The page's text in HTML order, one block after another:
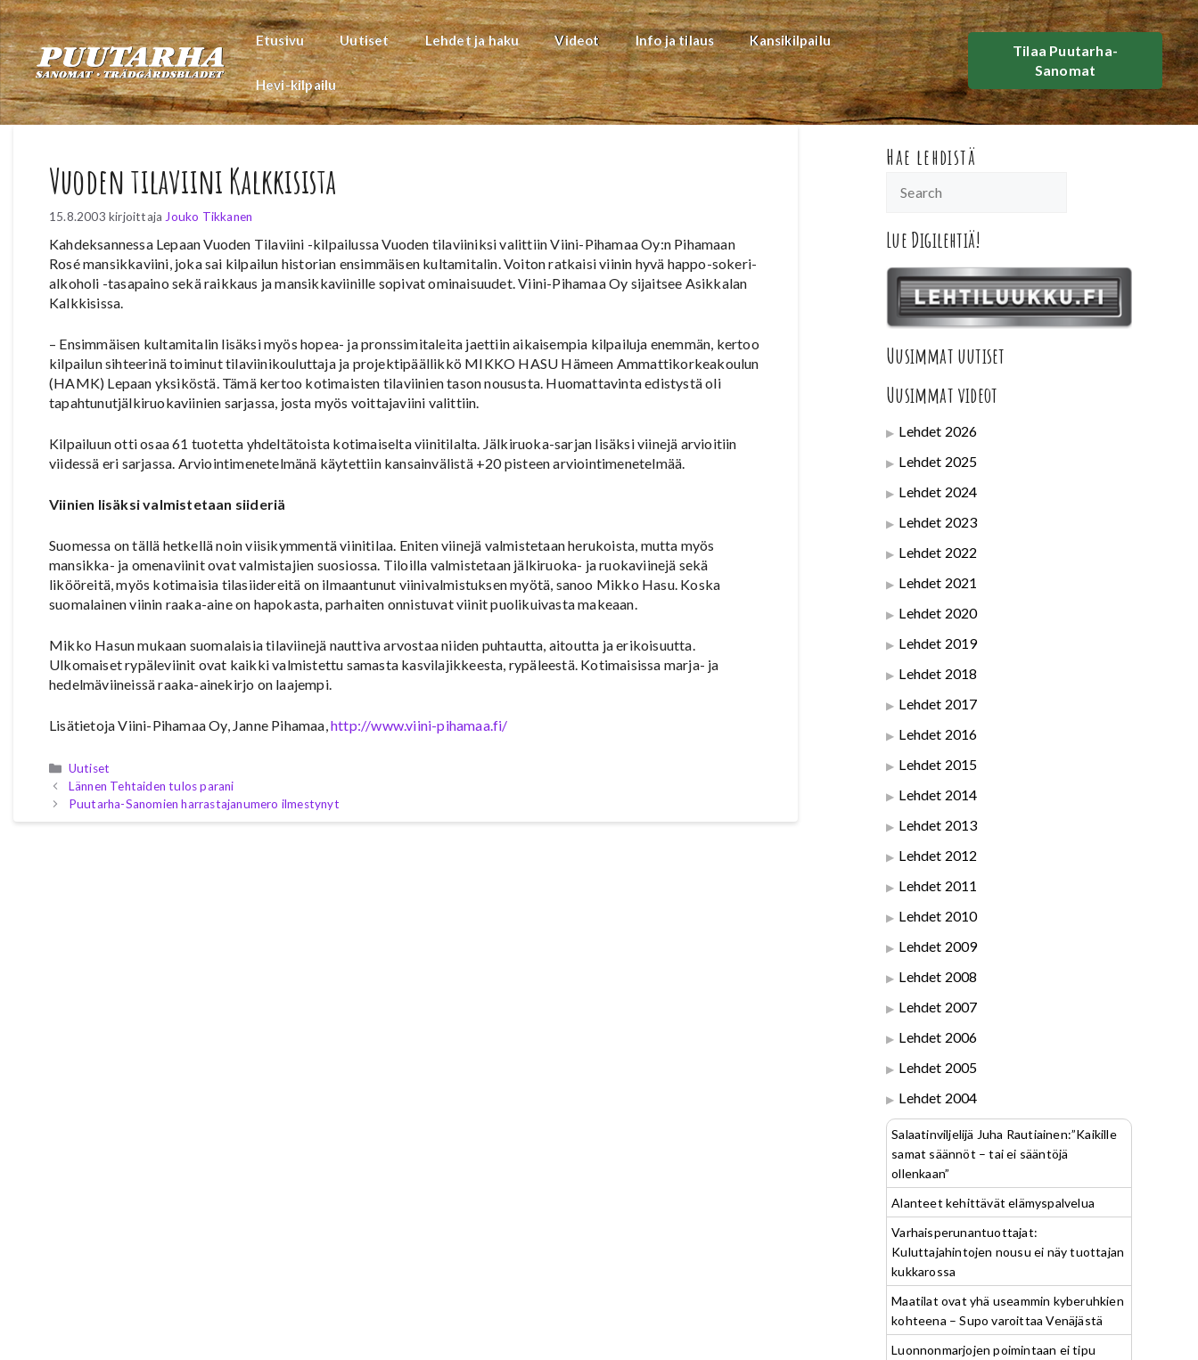
Siirry
sisältöön
Etusivu Uutiset Lehdet ja haku Videot Info ja tilaus Kansikilpailu
Hevi-kilpailu
Tilaa Puutarha-
Sanomat
Vuoden tilaviini Kalkkisista
15.8.2003 kirjoittaja Jouko Tikkanen
Kahdeksannessa Lepaan Vuoden Tilaviini -kilpailussa Vuoden tilaviiniksi valittiin Viini-Pihamaa Oy:n Pihamaan
Rosé mansikkaviini, joka sai kilpailun historian ensimmäisen kultamitalin. Voiton ratkaisi viinin hyvä happo-sokeri-
alkoholi -tasapaino sekä raikkaus ja mansikkaviinille sopivat ominaisuudet. Viini-Pihamaa Oy sijaitsee Asikkalan
Kalkkisissa.
– Ensimmäisen kultamitalin lisäksi myös hopea- ja pronssimitaleita jaettiin aikaisempia kilpailuja enemmän, kertoo
kilpailun sihteerinä toiminut tilaviinikouluttaja ja projektipäällikkö MIKKO HASU Hämeen Ammattikorkeakoulun
(HAMK) Lepaan yksiköstä. Tämä kertoo kotimaisten tilaviinien tason noususta. Huomattavinta edistystä oli
tapahtunutjälkiruokaviinien sarjassa, josta myös voittajaviini valittiin.
Kilpailuun otti osaa 61 tuotetta yhdeltätoista kotimaiselta viinitilalta. Jälkiruoka-sarjan lisäksi viinejä arvioitiin
viidessä eri sarjassa. Arviointimenetelmänä käytettiin kansainvälistä +20 pisteen arviointimenetelmää.
Viinien lisäksi valmistetaan siideriä
Suomessa on tällä hetkellä noin viisikymmentä viinitilaa. Eniten viinejä valmistetaan herukoista, mutta myös
mansikka- ja omenaviinit ovat valmistajien suosiossa. Tiloilla valmistetaan jälkiruoka- ja ruokaviinejä sekä
likööreitä, myös kotimaisia tilasiidereitä on ilmaantunut viinivalmistuksen myötä, sanoo Mikko Hasu. Koska
suomalainen viinin raaka-aine on hapokasta, parhaiten onnistuvat viinit puolikuivasta makeaan.
Mikko Hasun mukaan suomalaisia tilaviinejä nauttiva arvostaa niiden puhtautta, aitoutta ja erikoisuutta.
Ulkomaiset rypäleviinit ovat kaikki valmistettu samasta kasvilajikkeesta, rypäleestä. Kotimaisissa marja- ja
hedelmäviineissä raaka-ainekirjo on laajempi.
Lisätietoja Viini-Pihamaa Oy, Janne Pihamaa,http://www.viini-pihamaa.fi/
Kategoriat
Uutiset
Lännen Tehtaiden tulos parani
Puutarha-Sanomien harrastajanumero ilmestynyt
Hae lehdistä
Lue Digilehtiä!
Uusimmat uutiset
Uusimmat videot
Lehdet 2026
Lehdet 2025
Lehdet 2024
Lehdet 2023
Lehdet 2022
Lehdet 2021
Lehdet 2020
Lehdet 2019
Lehdet 2018
Lehdet 2017
Lehdet 2016
Lehdet 2015
Lehdet 2014
Lehdet 2013
Lehdet 2012
Lehdet 2011
Lehdet 2010
Lehdet 2009
Lehdet 2008
Lehdet 2007
Lehdet 2006
Lehdet 2005
Lehdet 2004
Salaatinviljelijä Juha Rautiainen:”Kaikille
samat säännöt – tai ei sääntöjä
ollenkaan”
Alanteet kehittävät elämyspalvelua
Varhaisperunantuottajat:
Kuluttajahintojen nousu ei näy tuottajan
kukkarossa
Maatilat ovat yhä useammin kyberuhkien
kohteena – Supo varoittaa Venäjästä
Luonnonmarjojen poimintaan ei tipu